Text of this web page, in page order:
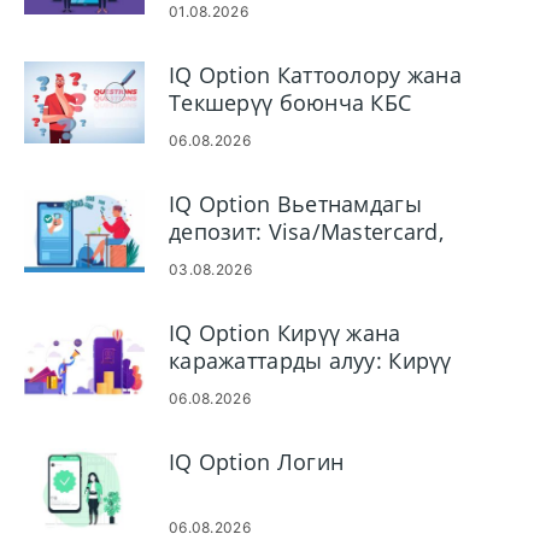
01.08.2026
IQ Option Каттоолору жана
Текшерүү боюнча КБС
06.08.2026
IQ Option Вьетнамдагы
депозит: Visa/Mastercard,
Интернет-банкинг жана
03.08.2026
IQ Option Кирүү жана
каражаттарды алуу: Кирүү
кадамдары жана төлөө
06.08.2026
IQ Option Логин
06.08.2026